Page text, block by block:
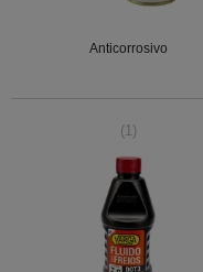
Anticorrosivo
(1)